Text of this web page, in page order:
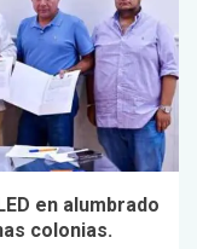
en alumbrado
colonias.